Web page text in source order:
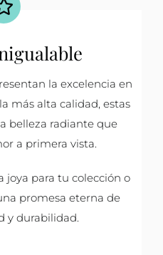
la excelencia en
más alta calidad, estas
belleza radiante que
a primera vista.
joya para tu colección o
promesa eterna de
y durabilidad.